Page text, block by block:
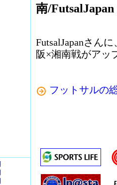
南/FutsalJapan
FutsalJapanさん
阪×湘南戦がアッ
フットサルの